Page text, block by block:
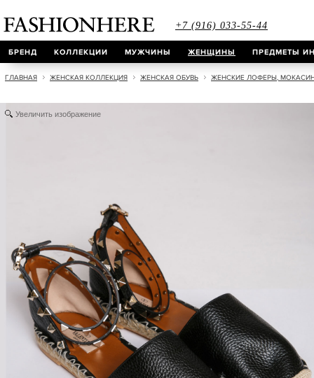
+7 (916) 033-55-44
БРЕНД КОЛЛЕКЦИИ МУЖЧИНЫ ЖЕНЩИНЫ ПРЕДМЕТЫ
ГЛАВНАЯ ЖЕНСКАЯ КОЛЛЕКЦИЯ ЖЕНСКАЯ ОБУВЬ ЖЕНСКИЕ ЛОФЕРЫ,
Увеличить изображение